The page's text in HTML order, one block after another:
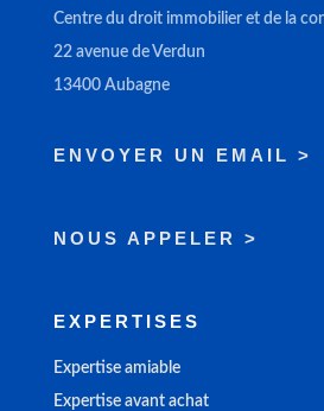
Centre du droit immobilier et de la
22 avenue de Verdun
13400 Aubagne
ENVOYER UN EMAIL >
NOUS APPELER >
EXPERTISES
Expertise amiable
Expertise avant achat